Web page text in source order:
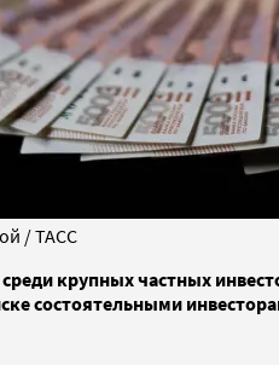
/ ТАСС
среди крупных частных
состоятельными